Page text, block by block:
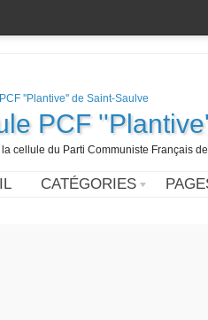
PCF
cellule du Parti Communiste Français
CATÉGORIES